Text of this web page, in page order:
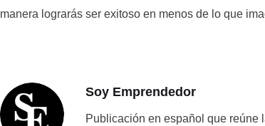
manera lograrás ser exitoso en menos de lo que
Soy Emprendedor
Publicación en español que reúne